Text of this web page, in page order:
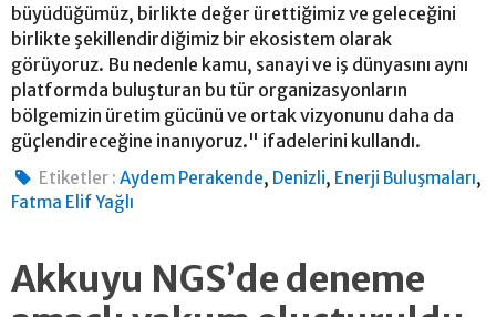
büyüdüğümüz, birlikte değer ürettiğimiz ve geleceğini
birlikte şekillendirdiğimiz bir ekosistem olarak
görüyoruz. Bu nedenle kamu, sanayi ve iş dünyasını aynı
platformda buluşturan bu tür organizasyonların
bölgemizin üretim gücünü ve ortak vizyonunu daha da
güçlendireceğine inanıyoruz." ifadelerini kullandı.
Etiketler : Aydem Perakende, Denizli, Enerji Buluşmaları,
Fatma Elif Yağlı
Akkuyu NGS’de deneme